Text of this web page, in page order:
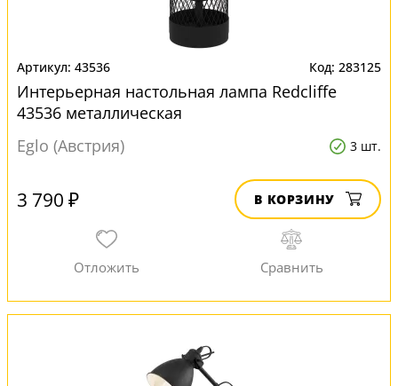
43536 283125
Интерьерная настольная лампа Redcliffe
43536 металлическая
Eglo (Австрия)
3 шт.
3 790 ₽ В КОРЗИНУ